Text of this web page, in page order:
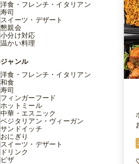
洋食・フレンチ・イタリアン
寿司
スイーツ・デザート
懇親会
小分け対応
温かい料理
ジャンル
洋食・フレンチ・イタリアン
和食
寿司
フィンガーフード
ホットミール
中華・エスニック
ベジタリアン・ヴィーガン
サンドイッチ
おにぎり
スイーツ・デザート
ドリンク
ピザ